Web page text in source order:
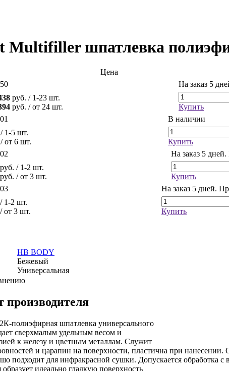
шпатлевка
Цена
На заказ 5
руб. / 1-23 шт.
руб. / от 24 шт.
Купить
В наличии
/ 1-5 шт.
/ от 6 шт.
Купить
На заказ 5 дней.
руб. / 1-2 шт.
руб. / от 3 шт.
Купить
На заказ 5 дней.
/ 1-2 шт.
/ от 3 шт.
Купить
HB BODY
Бежевый
Универсальная
производителя
полиэфирная шпатлевка универсального
сверхмалым удельным весом и
к железу и цветным металлам. Служит
и царапин на поверхности, пластична при
подходит для инфракрасной сушки. Допускается обработка с
идеально гладкую поверхность